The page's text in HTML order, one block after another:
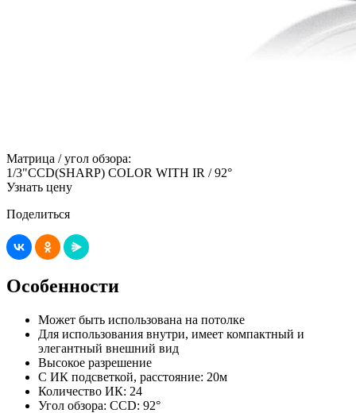
Матрица / угол обзора:
1/3"CCD(SHARP) COLOR WITH IR / 92°
Узнать цену
Поделиться
Особенности
Может быть использована на потолке
Для использования внутри, имеет компактный и
элегантный внешний вид
Высокое разрешение
С ИК подсветкой, расстояние: 20м
Количество ИК: 24
Угол обзора: CCD: 92°